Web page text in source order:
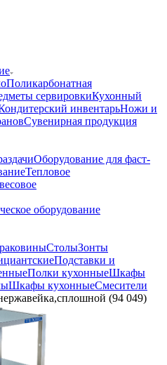
Поликарбонатная
сервировкиКухонный
инвентарьНожи и
Сувенирная продукция
Оборудование для фаст-
Тепловое
оборудование
СтолыЗонты
Подставки и
Полки кухонныеШкафы
Шкафы кухонныеСмесители
(94 049)